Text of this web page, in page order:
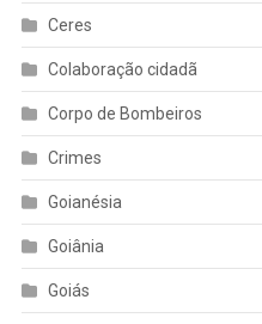
Ceres
Colaboração cidadã
Corpo de Bombeiros
Crimes
Goianésia
Goiânia
Goiás